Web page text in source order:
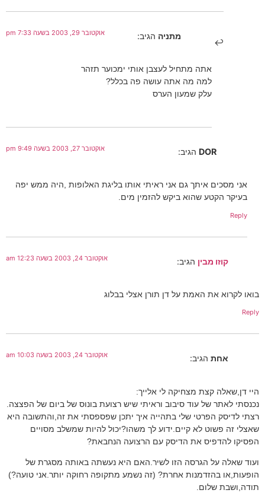
מתניה הגיב: אוקטובר 29, 2003 בשעה 7:33 pm
אתה מתחיל לעצבן אותי ימכוער תזהר
למה מה אתה עושה פה בכלל?
עלק שמעון הערס
DOR הגיב: אוקטובר 27, 2003 בשעה 9:49 pm
אני מסכים איתך גם אני ראיתי אותו בליגת האלופות ,היה ממש יפה
בעיקר הקטע שהוא ביקש להזמין מים.
Reply
קוזו מבין הגיב: אוקטובר 24, 2003 בשעה 12:23 am
בואו לקרוא את האמת על דן תורן אצלי בבלוג
Reply
אחת הגיב: אוקטובר 24, 2003 בשעה 10:03 am
היי דן,שאלה קצת מצחיקה לי אלייך:
נכנסתי לאתר של עוד סיבוב וראיתי שיש רצועת בונוס של ביום של הפצצה.
רצתי לדיסק הפרטי שלי בתהייה איך יתכן שפספסתי את זה,והתשובה היא
שאצלי זה פשוט לא קיים.ידוע לך משהו?יכול להיות שמשלב מסויים
הפסיקו להדפיס את הדיסק עם הרצועה הנחבאת?
ועוד שאלה על הגרסה הזו לשיר.האם היא נעשתה באותה מסגרת של
הופעות,או בהזדמנות אחרת? (זה נשמע מתקופה רחוקה יותר.אני טועה?)
תודה,ושבת שלום.